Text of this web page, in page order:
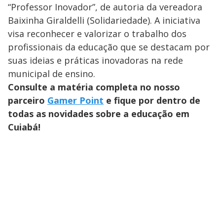
“Professor Inovador”, de autoria da vereadora
Baixinha Giraldelli (Solidariedade). A iniciativa
visa reconhecer e valorizar o trabalho dos
profissionais da educação que se destacam por
suas ideias e práticas inovadoras na rede
municipal de ensino.
Consulte a matéria completa no nosso
parceiro Gamer Point e fique por dentro de
todas as novidades sobre a educação em
Cuiabá!